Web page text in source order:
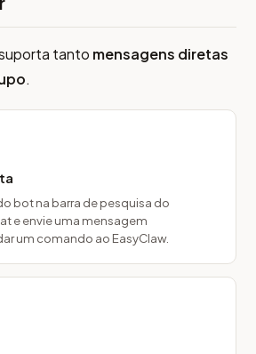
tanto mensagens diretas
.
bot na barra de pesquisa do
e envie uma mensagem
um comando ao EasyClaw.